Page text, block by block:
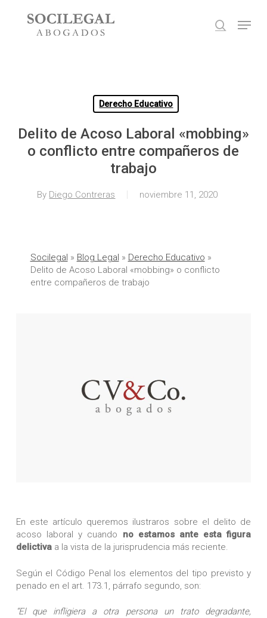
search
Menu
Derecho Educativo
Delito de Acoso Laboral «mobbing»
o conflicto entre compañeros de
trabajo
By Diego Contreras noviembre 11, 2020
Socilegal » Blog Legal » Derecho Educativo »
Delito de Acoso Laboral «mobbing» o conflicto
entre compañeros de trabajo
En este artículo queremos ilustraros sobre el delito de
acoso laboral y cuando no estamos ante esta figura
delictivaa la vista de la jurisprudencia más reciente.
Según el Código Penal los elementos del tipo previsto y
penado en el art. 173.1, párrafo segundo, son:
“El que infligiera a otra persona un trato degradante,